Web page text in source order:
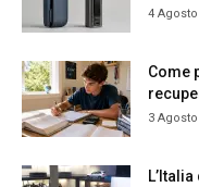
4 Agosto
Come
3